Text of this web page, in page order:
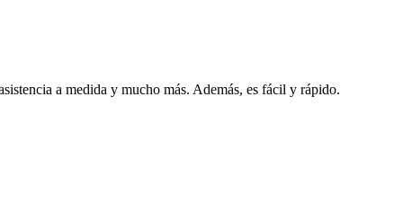
a medida y mucho más. Además, es fácil y rápido.